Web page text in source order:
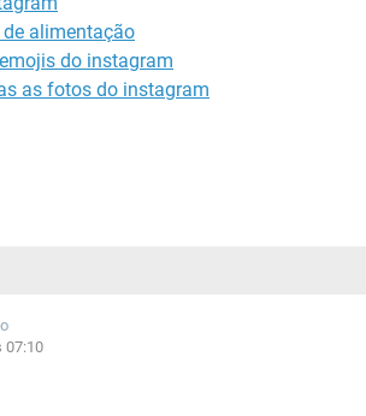
alimentação
do instagram
as fotos do instagram
07:10